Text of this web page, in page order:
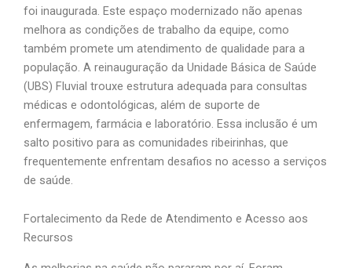
foi inaugurada. Este espaço modernizado não apenas
melhora as condições de trabalho da equipe, como
também promete um atendimento de qualidade para a
população. A reinauguração da Unidade Básica de Saúde
(UBS) Fluvial trouxe estrutura adequada para consultas
médicas e odontológicas, além de suporte de
enfermagem, farmácia e laboratório. Essa inclusão é um
salto positivo para as comunidades ribeirinhas, que
frequentemente enfrentam desafios no acesso a serviços
de saúde.
Fortalecimento da Rede de Atendimento e Acesso aos
Recursos